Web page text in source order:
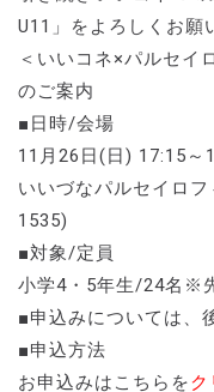
U11」をよろしくお願
＜いいコネ×パルセイ
のご案内
■日時/会場
11月26日(日) 17:15～
いいづなパルセイロ
1535)
■対象/定員
小学4・5年生/24名※
■申込みについては、
■申込方法
お申込みはこちらをク